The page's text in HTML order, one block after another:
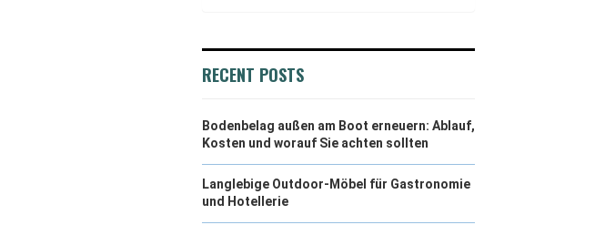
RECENT POSTS
Bodenbelag außen am Boot erneuern: Ablauf,
Kosten und worauf Sie achten sollten
Langlebige Outdoor-Möbel für Gastronomie
und Hotellerie